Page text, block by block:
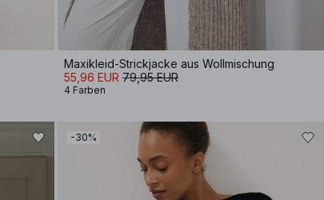
Maxikleid-Strickjacke aus Wollmischung
55,96 EUR 79,95 EUR
4 Farben
-30%